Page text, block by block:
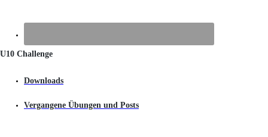
U10 Challenge
Downloads
Vergangene Übungen und Posts